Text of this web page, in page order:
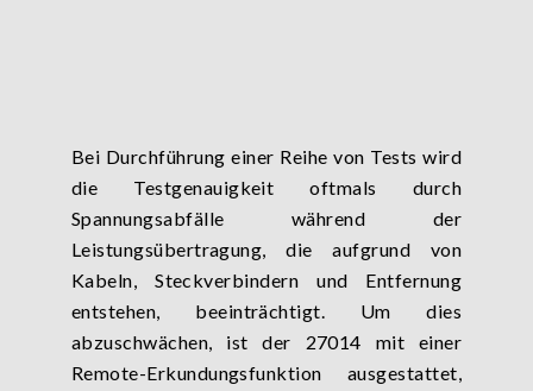
Bei Durchführung einer Reihe von Tests wird
die Testgenauigkeit oftmals durch
Spannungsabfälle während der
Leistungsübertragung, die aufgrund von
Kabeln, Steckverbindern und Entfernung
entstehen, beeinträchtigt. Um dies
abzuschwächen, ist der 27014 mit einer
Remote-Erkundungsfunktion ausgestattet,